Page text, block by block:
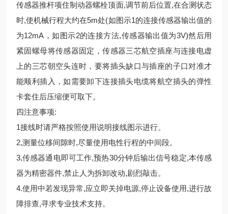
传感器推杆项住制动器螺栓顶面,调节前后位置,在合测状态
时,使机械行程大约在5m处(如图示1的连接传感器输出值的
为12mA，如图示2的连接方法,传感器输出值为3V)然后用
紧固螺母将传感器固定，传感器三芯航空插座与连接电虚
上的三芯朝空头连时，要将插头缺口与插座的子口对准才
能顺利插入，如需要卸下连接插头电缆将航空插头的弹性
卡套住后压缩便可取下。
四注意事项:
1接线时请严格按照使用说明接线图示进行。
2,测量位移间隙时,尽量使用电性行程的中间段。
3,传感器通电即可工作,预热30分钟后输出信号稳定,本传感
器为精密器件,禁止人为拆卸改动,剧烈敲击。
4.使用中若发现异常,应立即关掉电源,停止设备使用,进行故
障排查,寻求专业技术支持。